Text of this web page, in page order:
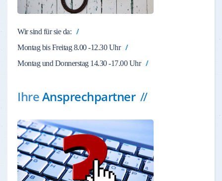
Wir sind für sie da:
Montag bis Freitag 8.00 -12.30 Uhr
Montag und Donnerstag 14.30 -17.00 Uhr
IhreAnsprechpartner